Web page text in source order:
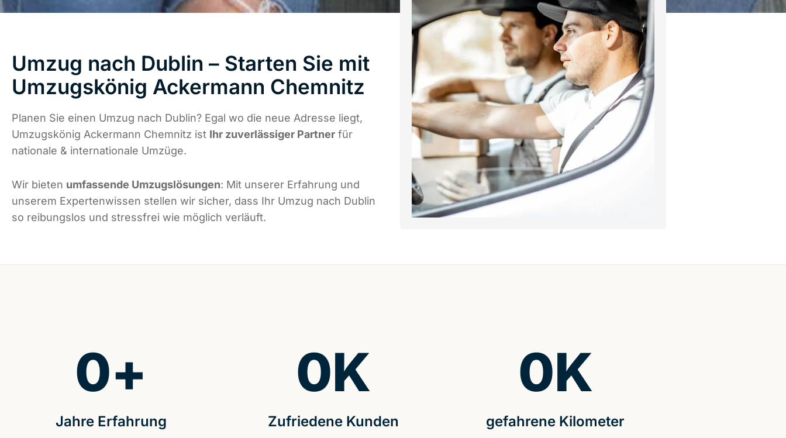
Umzug nach Dublin – Starten Sie mit
Umzugskönig Ackermann Chemnitz
Planen Sie einen Umzug nach Dublin? Egal wo die neue Adresse liegt,
Umzugskönig Ackermann Chemnitz ist Ihr zuverlässiger Partner für
nationale & internationale Umzüge.
Wir bieten umfassende Umzugslösungen: Mit unserer Erfahrung und
unserem Expertenwissen stellen wir sicher, dass Ihr Umzug nach Dublin
so reibungslos und stressfrei wie möglich verläuft.
Jahre Erfahrung
0+
Zufriedene Kunden
0K
gefahrene Kilometer
0K